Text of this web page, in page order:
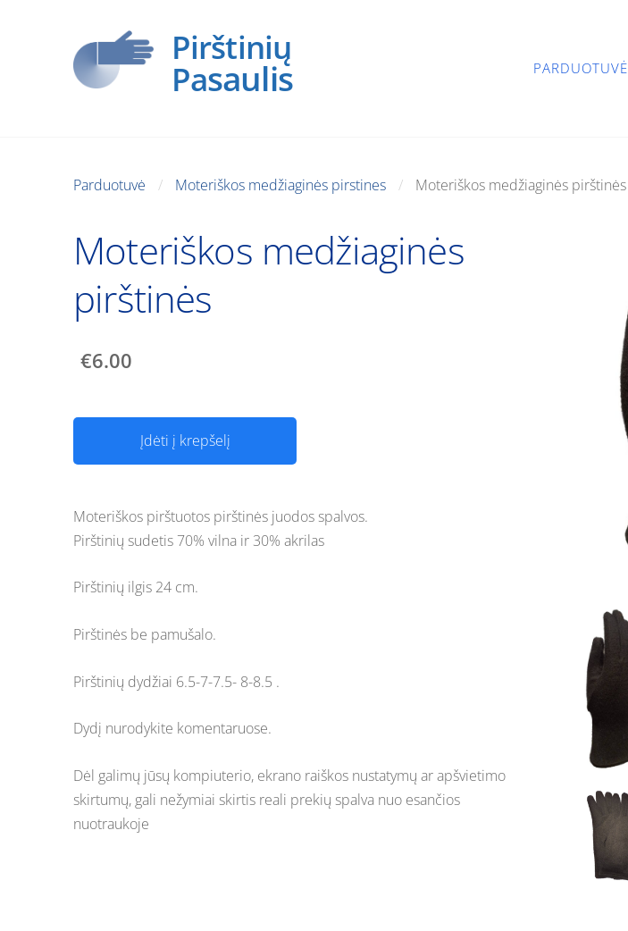
Pirštinių
Pasaulis PARDUOTUVĖ
Parduotuvė Moteriškos medžiaginės pirstines Moteriškos medžiaginės pirštinės
Moteriškos medžiaginės
pirštinės
€6.00
Įdėti į krepšelį
Moteriškos pirštuotos pirštinės juodos spalvos.
Pirštinių sudetis 70% vilna ir 30% akrilas
Pirštinių ilgis 24 cm.
Pirštinės be pamušalo.
Pirštinių dydžiai 6.5-7-7.5- 8-8.5 .
Dydį nurodykite komentaruose.
Dėl galimų jūsų kompiuterio, ekrano raiškos nustatymų ar apšvietimo
skirtumų, gali nežymiai skirtis reali prekių spalva nuo esančios
nuotraukoje